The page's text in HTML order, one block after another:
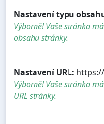
Nastavení typu
Výborně! Vaše stránka
obsahu stránky.
Nastavení URL:
Výborně! Vaše stránka
URL stránky.